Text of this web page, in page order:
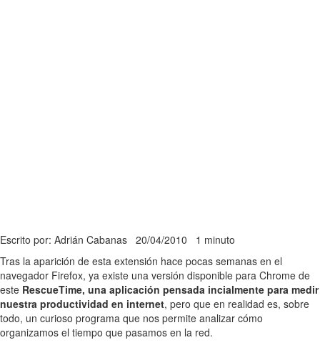
Escrito por: Adrián Cabanas 20/04/2010 1 minuto
Tras la aparición de esta extensión hace pocas semanas en el
navegador Firefox, ya existe una versión disponible para Chrome de
este RescueTime, una aplicación pensada incialmente para medir
nuestra productividad en internet, pero que en realidad es, sobre
todo, un curioso programa que nos permite analizar cómo
organizamos el tiempo que pasamos en la red.